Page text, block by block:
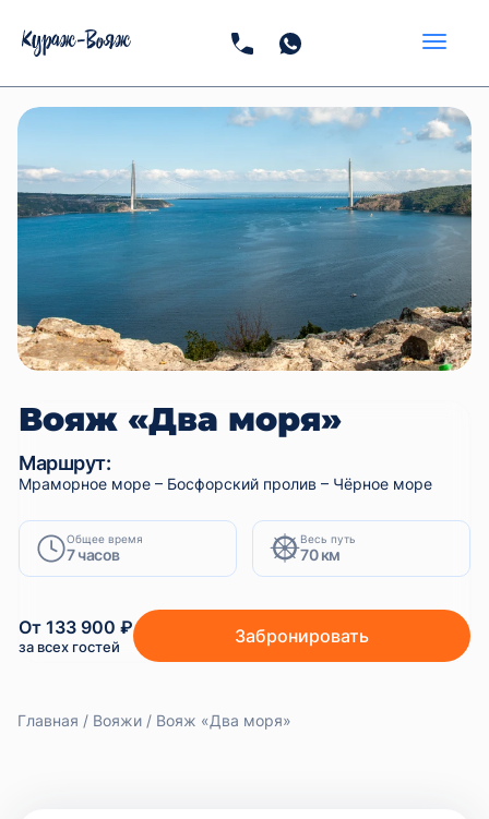
Вояж «Два моря»
Маршрут:
Мраморное море – Босфорский пролив – Чёрное море
Общее время
7 часов
Весь путь
70 км
От 133 900 ₽
за всех гостей Забронировать
Главная Вояжи Вояж «Два моря»